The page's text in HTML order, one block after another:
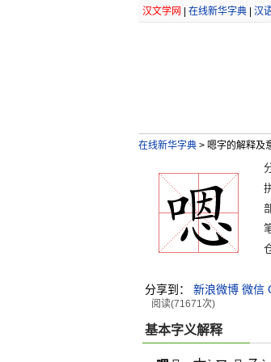
汉文学网 在线新华字典| 汉
在线新华字典 >嗯字的解释及
分享到： 新浪微博 微信
阅读(71671次)
基本字义解释